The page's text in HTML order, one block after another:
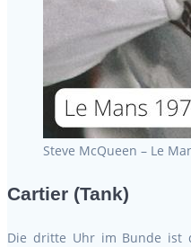
Steve McQueen – Le
Cartier (Tank)
Die dritte Uhr im Bunde ist